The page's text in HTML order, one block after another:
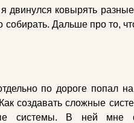
двинулся ковырять
Дальше про то,
по дороге попал на
создавать сложные
системы. В ней мне